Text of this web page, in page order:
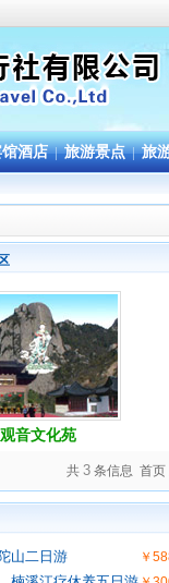
酒店 | 旅游景点 | 旅
观音文化苑
共 3条信息 首页
山二日游 ￥